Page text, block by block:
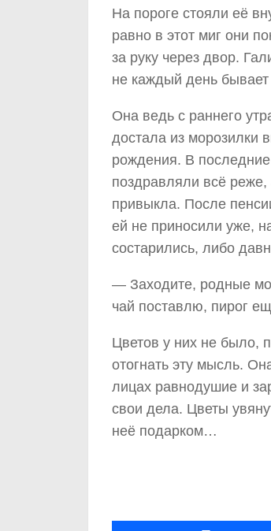
На пороге стояли её
равно в этот миг они
за руку через двор.
не каждый день бывает
Она ведь с раннего
достала из морозилки
рождения. В
поздравляли всё
привыкла. После
ей не приносили уже,
состарились, либо
— Заходите, родные
чай поставлю, пирог
Цветов у них не было,
отогнать эту мысль.
лицах равнодушие и
свои дела. Цветы
неё подарком…